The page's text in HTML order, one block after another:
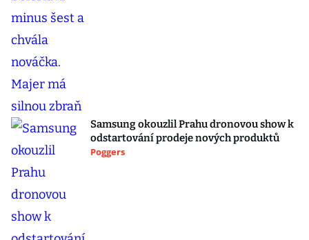
Samsung okouzlil Prahu dronovou show k
odstartování prodeje nových produktů
Poggers